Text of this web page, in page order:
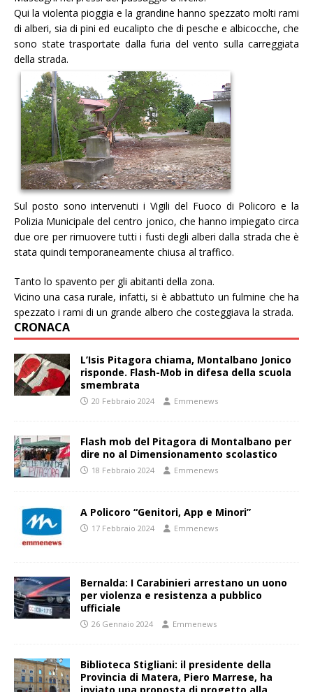
Qui la violenta pioggia e la grandine hanno spezzato molti rami
di alberi, sia di pini ed eucalipto che di pesche e albicocche, che
sono state trasportate dalla furia del vento sulla carreggiata
della strada.
Sul posto sono intervenuti i Vigili del Fuoco di Policoro e la
Polizia Municipale del centro jonico, che hanno impiegato circa
due ore per rimuovere tutti i fusti degli alberi dalla strada che è
stata quindi temporaneamente chiusa al traffico.
Tanto lo spavento per gli abitanti della zona.
Vicino una casa rurale, infatti, si è abbattuto un fulmine che ha
spezzato i rami di un grande albero che costeggiava la strada.
CRONACA
L’Isis Pitagora chiama, Montalbano Jonico
risponde. Flash-Mob in difesa della scuola
smembrata
20 Febbraio 2024 Emmenews
Flash mob del Pitagora di Montalbano per
dire no al Dimensionamento scolastico
18 Febbraio 2024 Emmenews
A Policoro “Genitori, App e Minori”
17 Febbraio 2024 Emmenews
Bernalda: I Carabinieri arrestano un uono
per violenza e resistenza a pubblico
ufficiale
26 Gennaio 2024 Emmenews
Biblioteca Stigliani: il presidente della
Provincia di Matera, Piero Marrese, ha